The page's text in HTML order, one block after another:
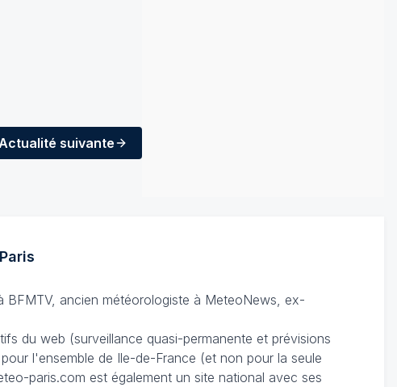
suivante
BFMTV, ancien météorologiste à MeteoNews, ex-
du web (surveillance quasi-permanente et prévisions
l'ensemble de Ile-de-France (et non pour la seule
paris.com est également un site national avec ses